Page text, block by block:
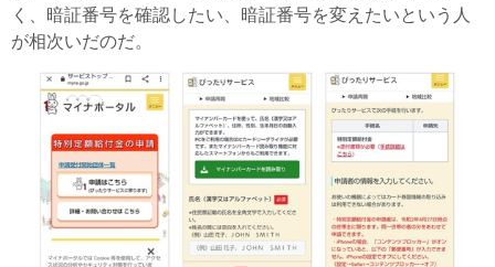
く、暗証番号を確認したい、暗証番号を変えたいという人
が相次いだのだ。